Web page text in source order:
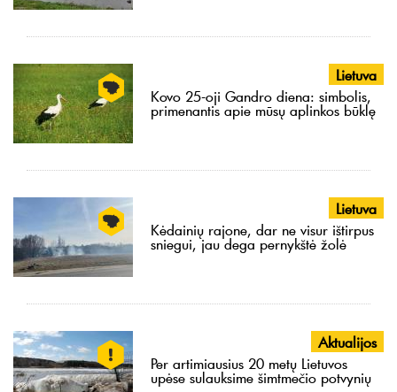
Lietuva
Kovo 25-oji Gandro diena: simbolis,
primenantis apie mūsų aplinkos būklę
Lietuva
Kėdainių rajone, dar ne visur ištirpus
sniegui, jau dega pernykštė žolė
Aktualijos
Per artimiausius 20 metų Lietuvos
upėse sulauksime šimtmečio potvynių